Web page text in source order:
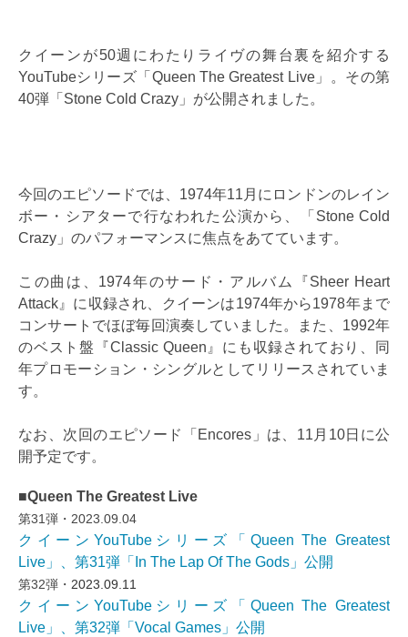
クイーンが50週にわたりライヴの舞台裏を紹介する
YouTubeシリーズ「Queen The Greatest Live」。その第
40弾「Stone Cold Crazy」が公開されました。
今回のエピソードでは、1974年11月にロンドンのレイン
ボー・シアターで行なわれた公演から、「Stone Cold
Crazy」のパフォーマンスに焦点をあてています。
この曲は、1974年のサード・アルバム『Sheer Heart
Attack』に収録され、クイーンは1974年から1978年まで
コンサートでほぼ毎回演奏していました。また、1992年
のベスト盤『Classic Queen』にも収録されており、同
年プロモーション・シングルとしてリリースされていま
す。
なお、次回のエピソード「Encores」は、11月10日に公
開予定です。
■Queen The Greatest Live
第31弾・2023.09.04
クイーンYouTubeシリーズ「Queen The Greatest
Live」、第31弾「In The Lap Of The Gods」公開
第32弾・ 2023.09.11
クイーンYouTubeシリーズ「Queen The Greatest
Live」、第32弾「Vocal Games」公開